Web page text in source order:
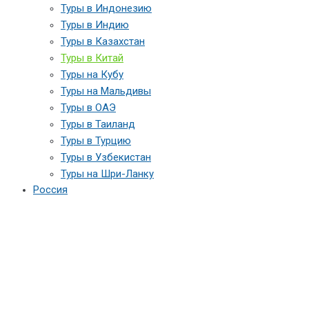
Туры в Индонезию
Туры в Индию
Туры в Казахстан
Туры в Китай
Туры на Кубу
Туры на Мальдивы
Туры в ОАЭ
Туры в Таиланд
Туры в Турцию
Туры в Узбекистан
Туры на Шри-Ланку
Россия